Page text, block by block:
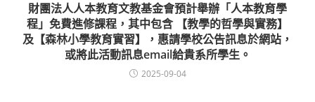
財團法人人本教育文教基金會預計舉辦「人本教育學
程」免費進修課程，其中包含 【教學的哲學與實務】
及【森林小學教育實習】，惠請學校公告訊息於網站，
或將此活動訊息email給貴系所學生。
2025-09-04